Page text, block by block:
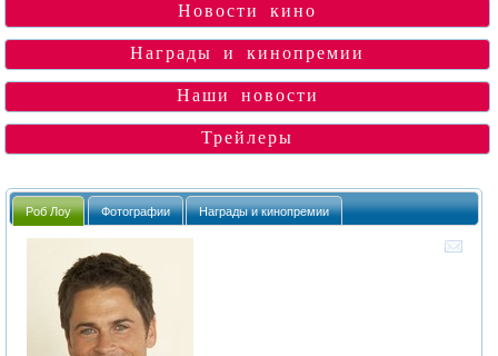
Новости кино
Награды и кинопремии
Наши новости
Трейлеры
Роб Лоу Фотографии Награды и кинопремии